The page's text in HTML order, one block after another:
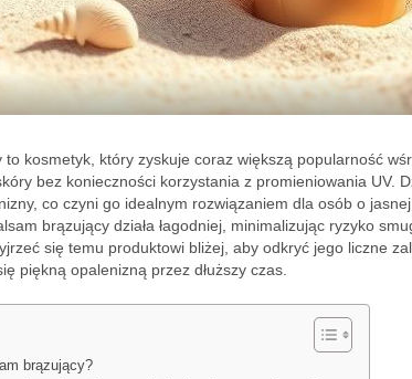
to kosmetyk, który zyskuje coraz większą popularność
bez konieczności korzystania z promieniowania UV.
co czyni go idealnym rozwiązaniem dla osób o
brązujący działa łagodniej, minimalizując ryzyko
się temu produktowi bliżej, aby odkryć jego liczne
piękną opalenizną przez dłuższy czas.
brązujący?